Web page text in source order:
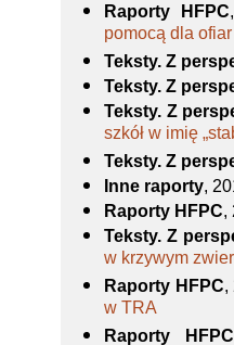
Raporty HFPC
pomocą dla
Teksty. Z
Teksty. Z
Teksty. Z
szkół w imię
Teksty. Z
Inne raporty,
Raporty HFPC,
Teksty. Z
w krzywym
Raporty HFPC,
w TRA
Raporty HFPC